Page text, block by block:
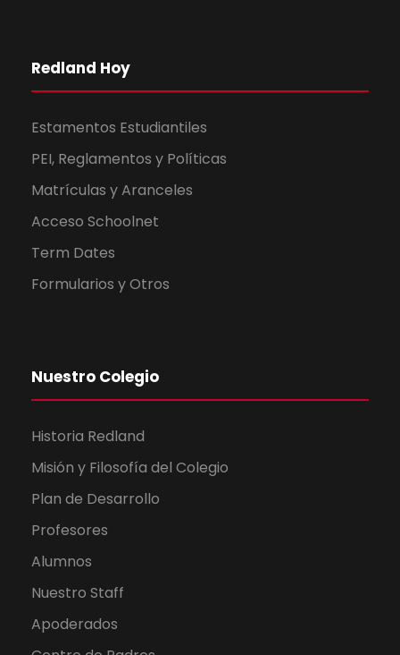
Redland Hoy
Estamentos Estudiantiles
PEI, Reglamentos y Políticas
Matrículas y Aranceles
Acceso Schoolnet
Term Dates
Formularios y Otros
Nuestro Colegio
Historia Redland
Misión y Filosofía del Colegio
Plan de Desarrollo
Profesores
Alumnos
Nuestro Staff
Apoderados